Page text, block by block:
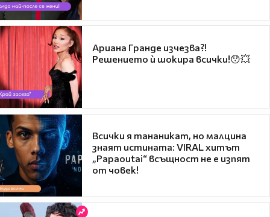
Ариана Гранде изчезва?!
Решението ѝ шокира всички!😯💥
Всички я тананикат, но малцина
знаят истината: VIRAL хитът
„Papaoutai“ всъщност не е изпят
от човек!